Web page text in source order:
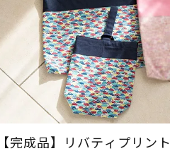
【完成品】リバティプリント